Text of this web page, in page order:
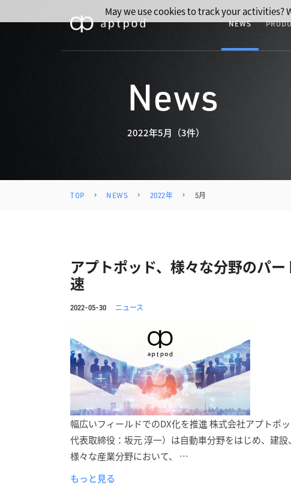
NEWS
News
2022年5月（3件）
TOP NEWS 2022年 5月
アプトポッド、様々な分野のパ
速
2022-05-30 ニュース
幅広いフィールドでのDX化を推進 株式会社アプトポ
代表取締役：坂元 淳一）は自動車分野をはじめ、建
様々な産業分野において、 …
もっと見る
May we use cookies to track your activities?